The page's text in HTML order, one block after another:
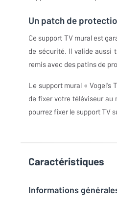
Un patch de
Ce support TV mural est
de sécurité. Il valide aussi
remis avec des patins de
Le support mural « Vogel's
de fixer votre téléviseur au
pourrez fixer le support TV
Caractéristiques
Informations